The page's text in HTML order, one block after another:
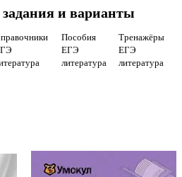
и варианты
Пособия
ЕГЭ
литература
Тренажёры
ЕГЭ
литература